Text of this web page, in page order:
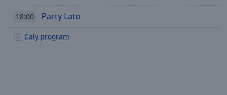
18:00 Party Lato
Cały program